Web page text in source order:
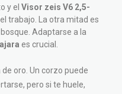
y el Visor zeis V6 2,5-
trabajo. La otra mitad es
Adaptarse a la
es crucial.
de oro. Un corzo puede
pero si te huele,